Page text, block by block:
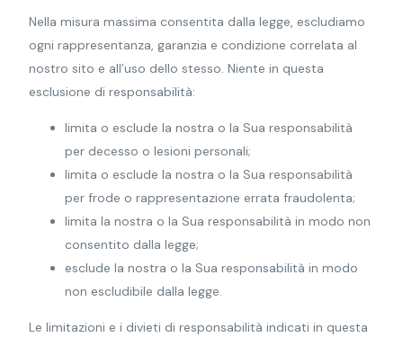
Nella misura massima consentita dalla legge, escludiamo
ogni rappresentanza, garanzia e condizione correlata al
nostro sito e all’uso dello stesso. Niente in questa
esclusione di responsabilità:
limita o esclude la nostra o la Sua responsabilità
per decesso o lesioni personali;
limita o esclude la nostra o la Sua responsabilità
per frode o rappresentazione errata fraudolenta;
limita la nostra o la Sua responsabilità in modo non
consentito dalla legge;
esclude la nostra o la Sua responsabilità in modo
non escludibile dalla legge.
Le limitazioni e i divieti di responsabilità indicati in questa